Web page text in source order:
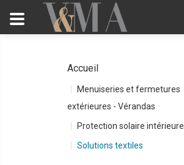
Accueil
Menuiseries et fermetures
extérieures - Vérandas
Protection solaire intérieure
Solutions textiles